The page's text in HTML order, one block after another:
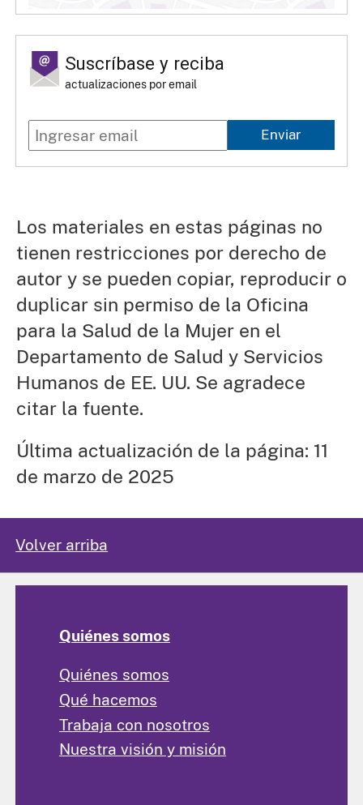
Suscríbase y reciba
actualizaciones por email
Enviar
Los materiales en estas páginas no
tienen restricciones por derecho de
autor y se pueden copiar, reproducir o
duplicar sin permiso de la Oficina
para la Salud de la Mujer en el
Departamento de Salud y Servicios
Humanos de EE. UU. Se agradece
citar la fuente.
Última actualización de la página: 11
de marzo de 2025
Volver arriba
Quiénes somos
Quiénes somos
Qué hacemos
Trabaja con nosotros
Nuestra visión y misión